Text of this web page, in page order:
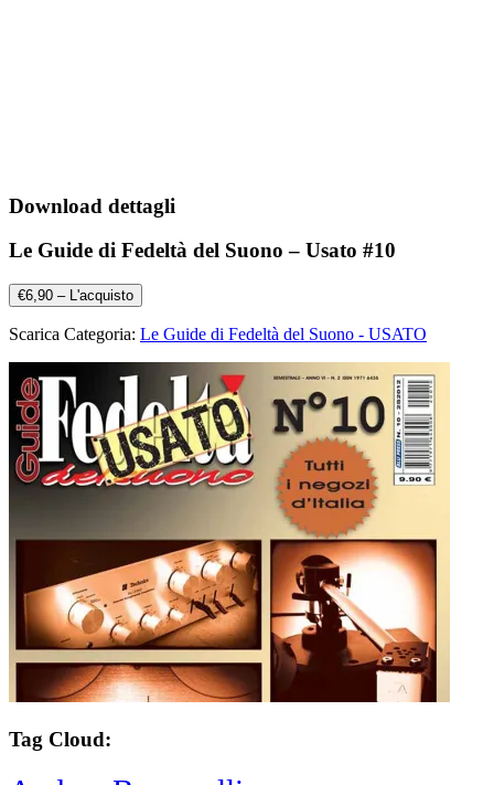
Download dettagli
Le Guide di Fedeltà del Suono – Usato #10
€6,90 – L'acquisto
Scarica Categoria: Le Guide di Fedeltà del Suono - USATO
Tag Cloud: